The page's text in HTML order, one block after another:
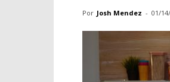
Por Josh Mendez - 01/